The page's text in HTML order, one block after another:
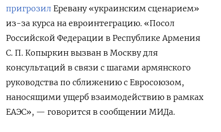
пригрозил Еревану «украинским сценарием»
из-за курса на евроинтеграцию. «Посол
Российской Федерации в Республике Армения
С. П. Копыркин вызван в Москву для
консультаций в связи с шагами армянского
руководства по сближению с Евросоюзом,
наносящими ущерб взаимодействию в рамках
ЕАЭС», — говорится в сообщении МИДа.